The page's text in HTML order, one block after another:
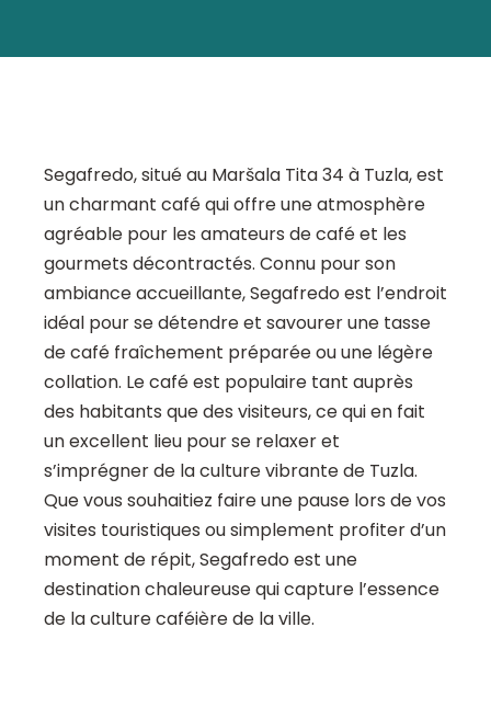
Segafredo, situé au Maršala Tita 34 à Tuzla, est
un charmant café qui offre une atmosphère
agréable pour les amateurs de café et les
gourmets décontractés. Connu pour son
ambiance accueillante, Segafredo est l’endroit
idéal pour se détendre et savourer une tasse
de café fraîchement préparée ou une légère
collation. Le café est populaire tant auprès
des habitants que des visiteurs, ce qui en fait
un excellent lieu pour se relaxer et
s’imprégner de la culture vibrante de Tuzla.
Que vous souhaitiez faire une pause lors de vos
visites touristiques ou simplement profiter d’un
moment de répit, Segafredo est une
destination chaleureuse qui capture l’essence
de la culture caféière de la ville.